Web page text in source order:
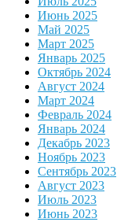
Июнь 2025
Май 2025
Март 2025
Январь 2025
Октябрь 2024
Август 2024
Март 2024
Февраль 2024
Январь 2024
Декабрь 2023
Ноябрь 2023
Сентябрь 2023
Август 2023
Июль 2023
Июнь 2023